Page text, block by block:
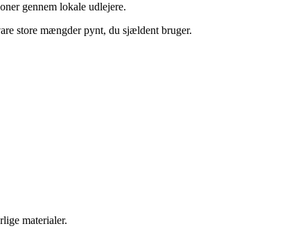
gennem lokale udlejere.
store mængder pynt, du sjældent bruger.
materialer.